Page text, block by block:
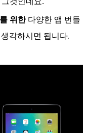
위한 다양한 앱 번들
각하시면 됩니다.